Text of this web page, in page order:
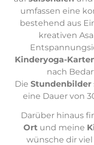
umfassen eine
bestehend aus
kreativen
Kinderyoga-
nach
Die Stundenbilder
eine Dauer von
Darüber hinaus
Ortund meine
wünsche dir